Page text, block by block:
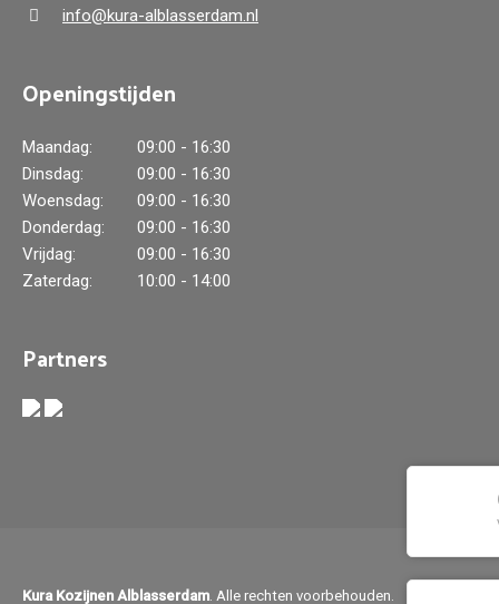
info@kura-alblasserdam.nl
Openingstijden
Maandag:
09:00 - 16:30
Dinsdag:
09:00 - 16:30
Woensdag:
09:00 - 16:30
Donderdag:
09:00 - 16:30
Vrijdag:
09:00 - 16:30
Zaterdag:
10:00 - 14:00
Partners
Kura Kozijnen Alblasserdam. Alle rechten voorbehouden.